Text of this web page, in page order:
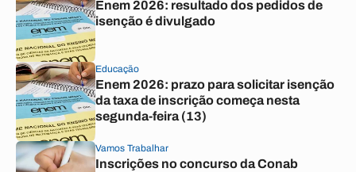
Enem 2026: resultado dos pedidos de
isenção é divulgado
Educação
Enem 2026: prazo para solicitar isenção
da taxa de inscrição começa nesta
segunda-feira (13)
Vamos Trabalhar
Inscrições no concurso da Conab